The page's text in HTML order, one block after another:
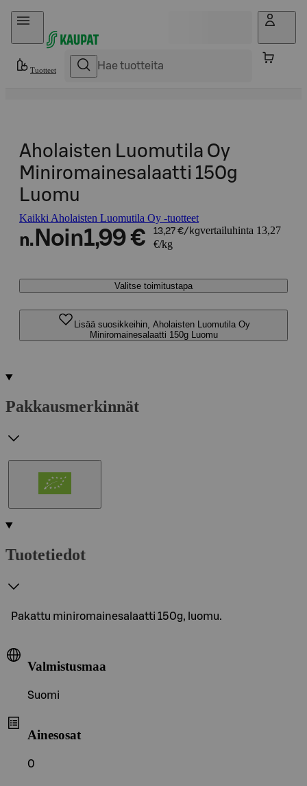
Hyppää sisältöön
Tuotteet
Aholaisten Luomutila Oy
Miniromainesalaatti 150g
Luomu
Kaikki Aholaisten Luomutila Oy -tuotteet
n. Noin1,99 € 13,27 €/kgvertailuhinta 13,27
€/kg
Valitse toimitustapa
Lisää suosikkeihin, Aholaisten Luomutila Oy
Miniromainesalaatti 150g Luomu
Pakkausmerkinnät
Tuotetiedot
Pakattu miniromainesalaatti 150g, luomu.
Valmistusmaa
Suomi
Ainesosat
0